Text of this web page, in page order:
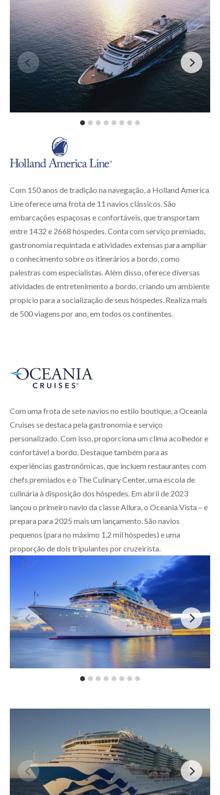
Com 150 anos de tradição na navegação, a Holland America
Line oferece uma frota de 11 navios clássicos. São
embarcações espaçosas e confortáveis, que transportam
entre 1432 e 2668 hóspedes. Conta com serviço premiado,
gastronomia requintada e atividades extensas para ampliar
o conhecimento sobre os itinerários a bordo, como
palestras com especialistas. Além disso, oferece diversas
atividades de entretenimento a bordo, criando um ambiente
propício para a socialização de seus hóspedes. Realiza mais
de 500 viagens por ano, em todos os continentes.
Com uma frota de sete navios no estilo boutique, a Oceania
Cruises se destaca pela gastronomia e serviço
personalizado. Com isso, proporciona um clima acolhedor e
confortável a bordo. Destaque também para as
experiências gastronômicas, que incluem restaurantes com
chefs premiados e o The Culinary Center, uma escola de
culinária à disposição dos hóspedes. Em abril de 2023
lançou o primeiro navio da classe Allura, o Oceania Vista – e
prepara para 2025 mais um lançamento. São navios
pequenos (para no máximo 1,2 mil hóspedes) e uma
proporção de dois tripulantes por cruzeirista.